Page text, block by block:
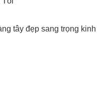
tây đẹp sang trọng kinh